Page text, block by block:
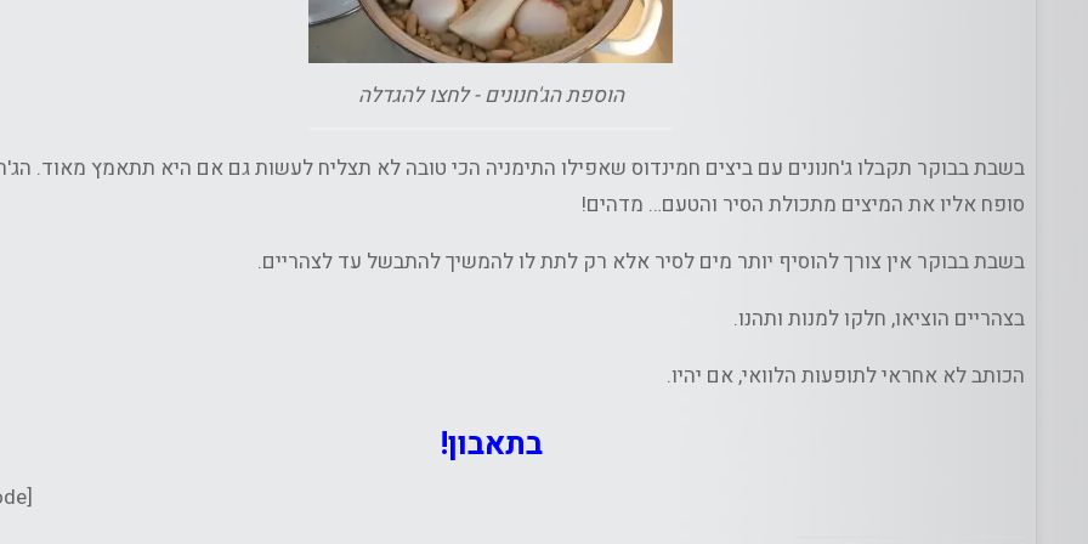
הוספת הג'חנונים - לחצו להגדלה
בשבת בבוקר תקבלו ג'חנונים עם ביצים חמינדוס שאפילו התימניה הכי טובה לא תצליח לעשות גם אם היא תתאמץ מאוד.
סופח אליו את המיצים מתכולת הסיר והטעם… מדהים!
בשבת בבוקר אין צורך להוסיף יותר מים לסיר אלא רק לתת לו להמשיך להתבשל עד לצהריים.
בצהריים הוציאו, חלקו למנות ותהנו.
הכותב לא אחראי לתופעות הלוואי, אם יהיו.
בתאבון!
[qrcode]